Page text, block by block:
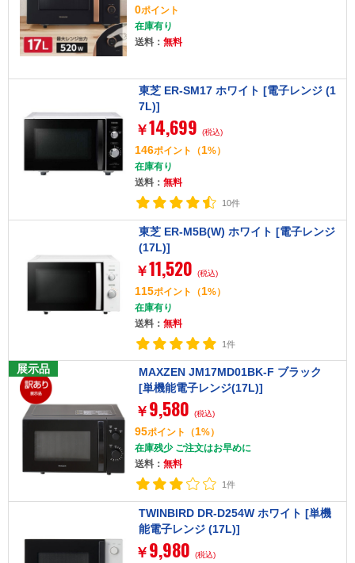
0ポイント
在庫有り
送料： 無料
東芝 ER-SM17 ホワイト [電子レンジ (1
7L)]
￥14,699 (税込)
146ポイント （1%）
在庫有り
送料： 無料
10件
東芝 ER-M5B(W) ホワイト [電子レンジ
(17L)]
￥11,520 (税込)
115ポイント （1%）
在庫有り
送料： 無料
1件
展示品
MAXZEN JM17MD01BK-F ブラック
[単機能電子レンジ(17L)]
￥ 9,580 (税込)
95ポイント （1%）
在庫残少 ご注文はお早めに
送料： 無料
1件
TWINBIRD DR-D254W ホワイト [単機
能電子レンジ (17L)]
￥ 9,980 (税込)